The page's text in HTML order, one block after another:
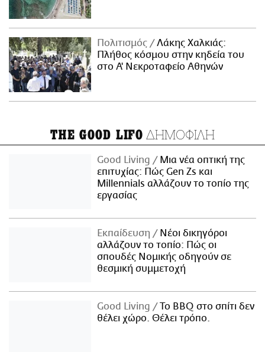
Πολιτισμός
Λάκης Χαλκιάς:
Πλήθος κόσμου στην κηδεία του
στο Α' Νεκροταφείο Αθηνών
THE GOOD LIFO ΔΗΜΟΦΙΛΗ
Good Living
Μια νέα οπτική της
επιτυχίας: Πώς Gen Zs και
Millennials αλλάζουν το τοπίο της
εργασίας
Εκπαίδευση
Νέοι δικηγόροι
αλλάζουν το τοπίο: Πώς οι
σπουδές Νομικής οδηγούν σε
θεσμική συμμετοχή
Good Living
Το BBQ στο σπίτι δεν
θέλει χώρο. Θέλει τρόπο.